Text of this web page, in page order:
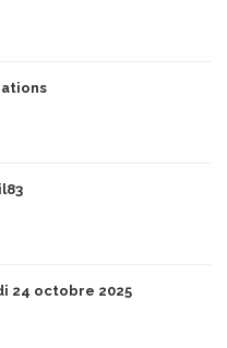
24 octobre 2025